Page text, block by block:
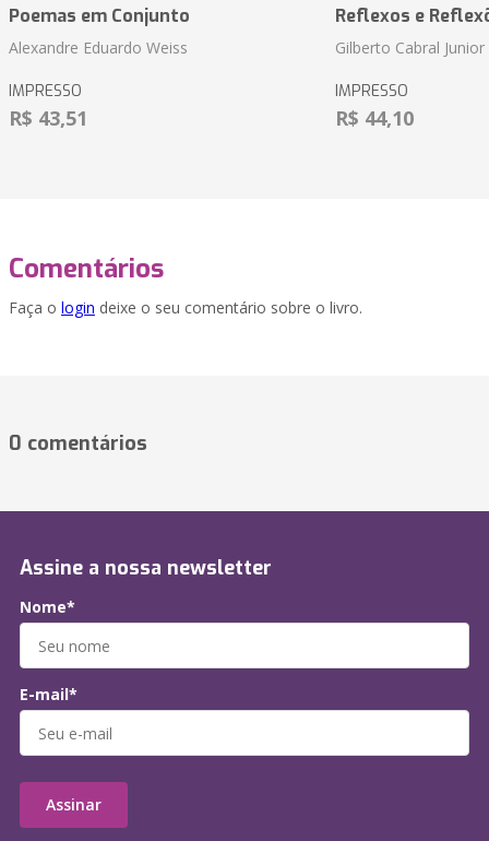
Poemas em Conjunto
Alexandre Eduardo Weiss
IMPRESSO
R$ 43,51
Reflexos e
Gilberto Cabral Junior
IMPRESSO
R$ 44,10
Comentários
Faça o login deixe o seu comentário sobre o livro.
0 comentários
Assine a nossa newsletter
Nome*
E-mail*
Assinar